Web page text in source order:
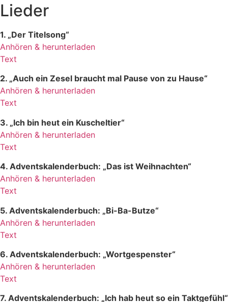
Lieder
1. „Der Titelsong“
Anhören & herunterladen
Text
2. „Auch ein Zesel braucht mal Pause von zu Hause“
Anhören & herunterladen
Text
3. „Ich bin heut ein Kuscheltier“
Anhören & herunterladen
Text
4. Adventskalenderbuch: „Das ist Weihnachten“
Anhören & herunterladen
Text
5. Adventskalenderbuch: „Bi-Ba-Butze“
Anhören & herunterladen
Text
6. Adventskalenderbuch: „Wortgespenster“
Anhören & herunterladen
Text
7. Adventskalenderbuch: „Ich hab heut so ein Taktgefühl“